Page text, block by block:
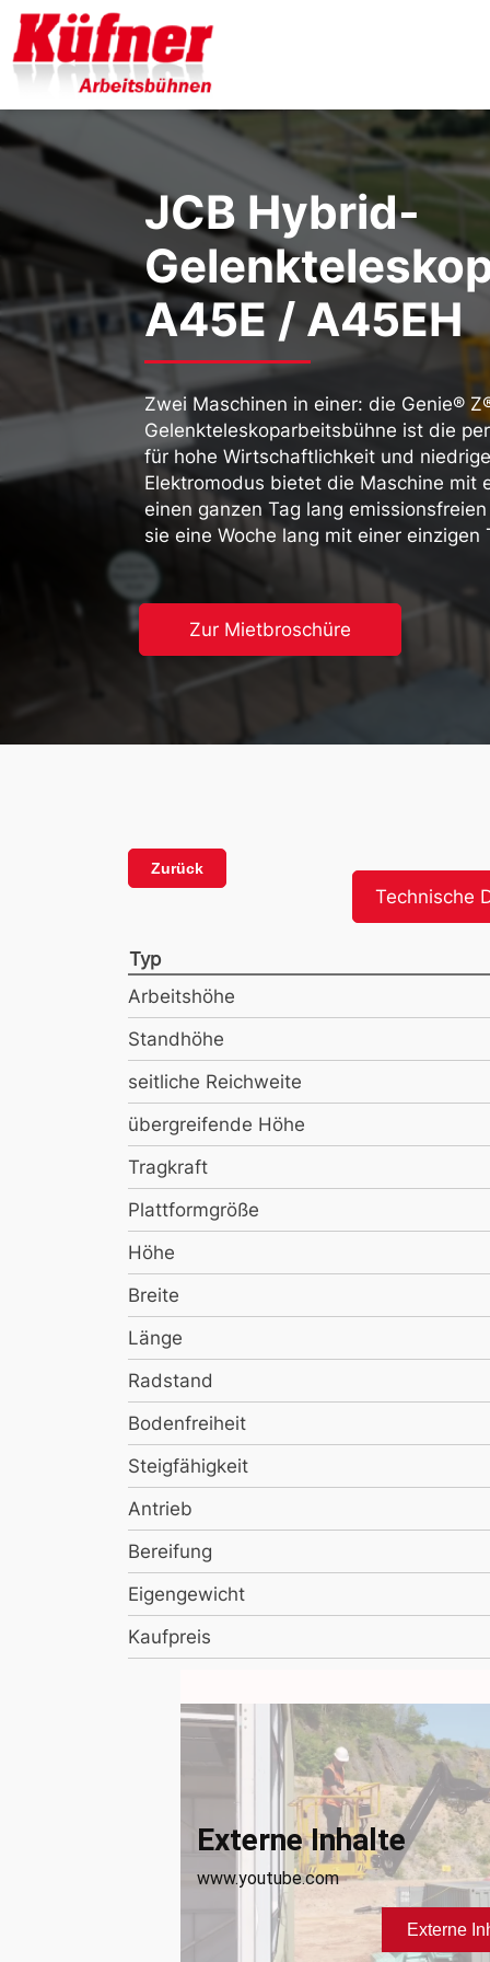
JCB Hybrid-
A45E / A45EH
Zwei Maschinen in einer: die Genie®
Gelenkteleskoparbeitsbühne ist die
für hohe Wirtschaftlichkeit und
Elektromodus bietet die Maschine mit
einen ganzen Tag lang
sie eine Woche lang mit einer einzigen
Zur Mietbroschüre
Zurück
Technische
Typ
Arbeitshöhe
Standhöhe
seitliche Reichweite
übergreifende Höhe
Tragkraft
Plattformgröße
Höhe
Breite
Länge
Radstand
Bodenfreiheit
Steigfähigkeit
Antrieb
Bereifung
Eigengewicht
Kaufpreis